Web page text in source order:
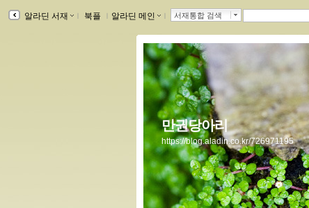
알라딘 서재 북플 알라딘 메인 서재통합 검색
만권당아리
https://blog.aladin.co.kr/726971195